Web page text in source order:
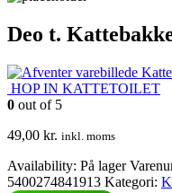
Deo t.
HOP IN KATTETOILET
0 out of 5
49,00 kr. inkl. moms
Availability: På lager
5400274841913 Kategori: